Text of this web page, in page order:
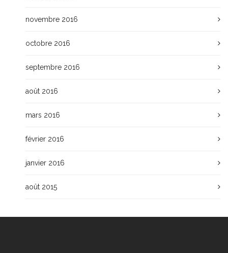
novembre 2016
octobre 2016
septembre 2016
août 2016
mars 2016
février 2016
janvier 2016
août 2015